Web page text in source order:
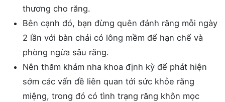
thương cho răng.
Bên cạnh đó, bạn đừng quên đánh răng mỗi ngày
2 lần với bàn chải có lông mềm để hạn chế và
phòng ngừa sâu răng.
Nên thăm khám nha khoa định kỳ để phát hiện
sớm các vấn đề liên quan tới sức khỏe răng
miệng, trong đó có tình trạng răng khôn mọc